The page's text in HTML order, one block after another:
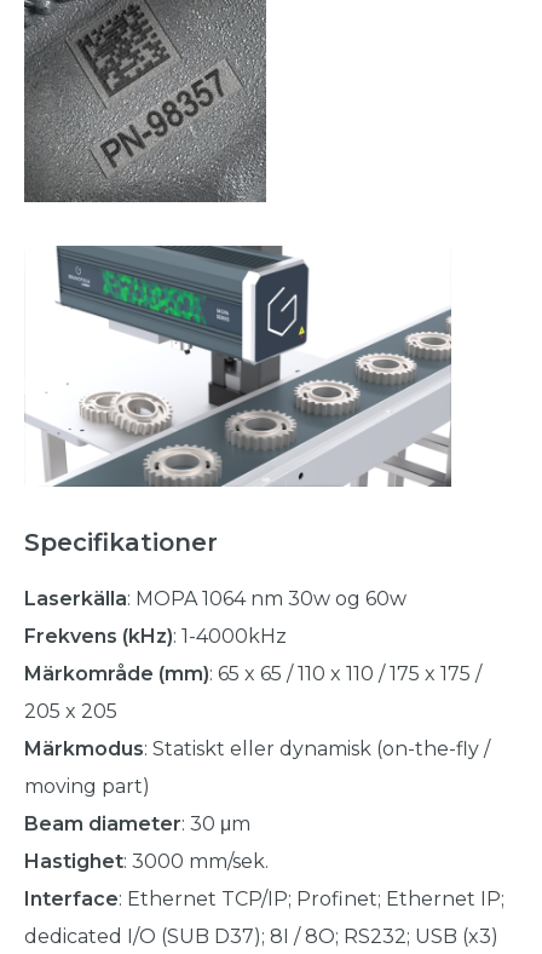
Specifikationer
Laserkälla: MOPA 1064 nm 30w og 60w
Frekvens (kHz): 1-4000kHz
Märkområde (mm): 65 x 65 / 110 x 110 / 175 x 175 /
205 x 205
Märkmodus: Statiskt eller dynamisk (on-the-fly /
moving part)
Beam diameter: 30 μm
Hastighet: 3000 mm/sek.
Interface: Ethernet TCP/IP; Profinet; Ethernet IP;
dedicated I/O (SUB D37); 8I / 8O; RS232; USB (x3)